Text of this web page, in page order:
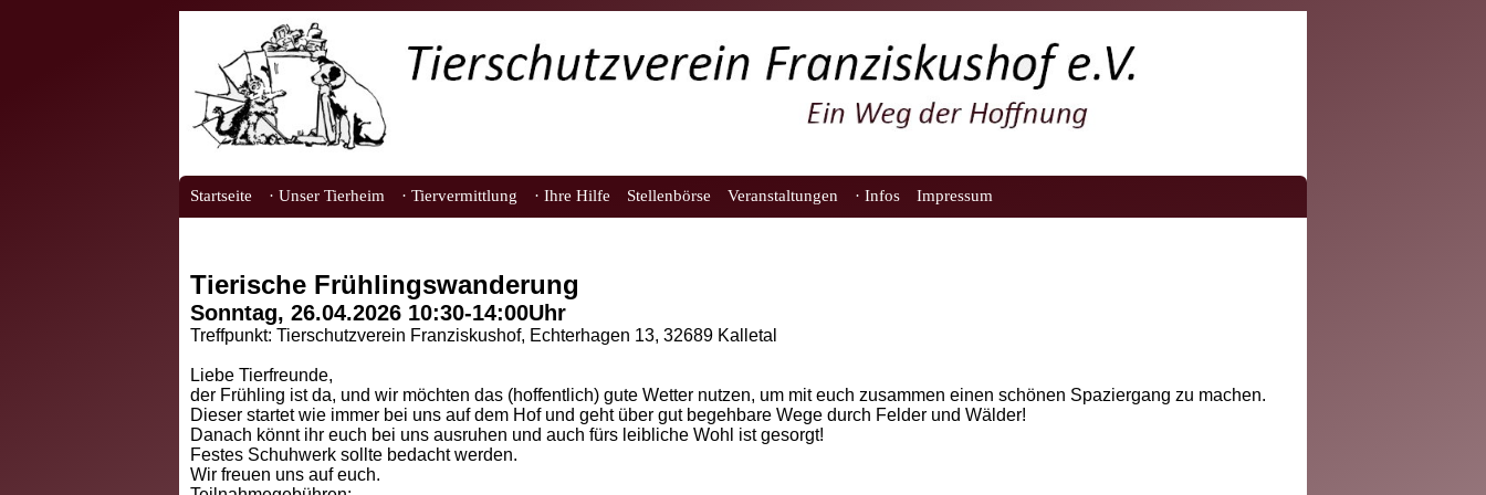
Startseite · Unser Tierheim · Tiervermittlung · Ihre Hilfe Stellenbörse Veranstaltungen · Infos Impressum
Tierische Frühlingswanderung
Sonntag, 26.04.2026 10:30-14:00Uhr
Treffpunkt: Tierschutzverein Franziskushof, Echterhagen 13, 32689 Kalletal
Liebe Tierfreunde,
der Frühling ist da, und wir möchten das (hoffentlich) gute Wetter nutzen, um mit euch zusammen einen schönen Spaziergang zu machen.
Dieser startet wie immer bei uns auf dem Hof und geht über gut begehbare Wege durch Felder und Wälder!
Danach könnt ihr euch bei uns ausruhen und auch fürs leibliche Wohl ist gesorgt!
Festes Schuhwerk sollte bedacht werden.
Wir freuen uns auf euch.